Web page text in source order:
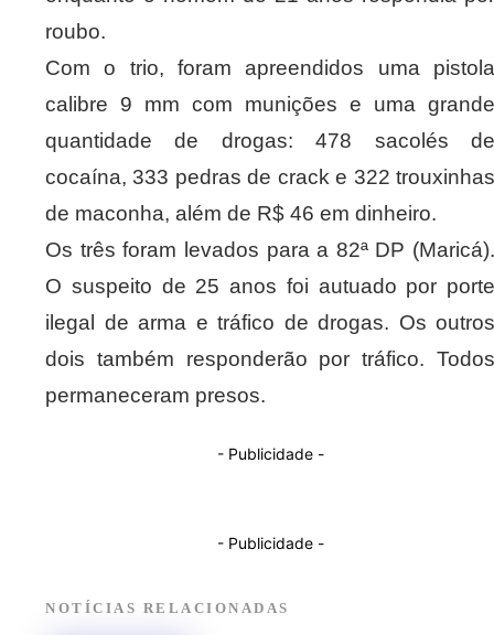
roubo.
Com o trio, foram apreendidos uma pistola
calibre 9 mm com munições e uma grande
quantidade de drogas: 478 sacolés de
cocaína, 333 pedras de crack e 322 trouxinhas
de maconha, além de R$ 46 em dinheiro.
Os três foram levados para a 82ª DP (Maricá).
O suspeito de 25 anos foi autuado por porte
ilegal de arma e tráfico de drogas. Os outros
dois também responderão por tráfico. Todos
permaneceram presos.
- Publicidade -
- Publicidade -
NOTÍCIAS RELACIONADAS